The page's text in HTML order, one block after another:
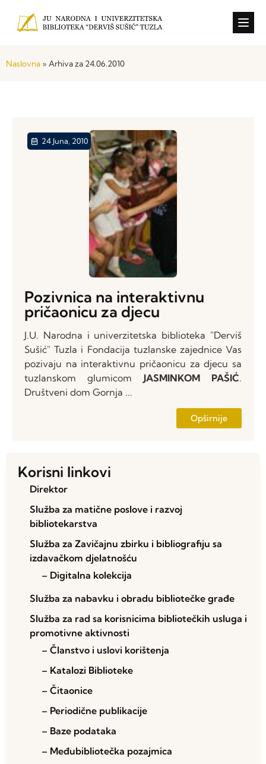
Naslovna » Arhiva za 24.06.2010
24 Juna, 2010
Pozivnica na interaktivnu
pričaonicu za djecu
J.U. Narodna i univerzitetska biblioteka "Derviš
Sušić" Tuzla i Fondacija tuzlanske zajednice Vas
pozivaju na interaktivnu pričaonicu za djecu sa
tuzlanskom glumicom JASMINKOM PAŠIĆ.
Društveni dom Gornja ...
Opširnije
Korisni linkovi
Direktor
Služba za matične poslove i razvoj
bibliotekarstva
Služba za Zavičajnu zbirku i bibliografiju sa
izdavačkom djelatnošću
– Digitalna kolekcija
Služba za nabavku i obradu bibliotečke građe
Služba za rad sa korisnicima bibliotečkih usluga i
promotivne aktivnosti
– Članstvo i uslovi korištenja
– Katalozi Biblioteke
– Čitaonice
– Periodične publikacije
– Baze podataka
– Međubibliotečka pozajmica